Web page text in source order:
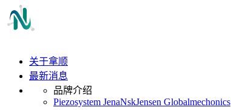
关于拿顺
最新消息
品牌介绍
Piezosystem JenaNskJensen Globalmechonics